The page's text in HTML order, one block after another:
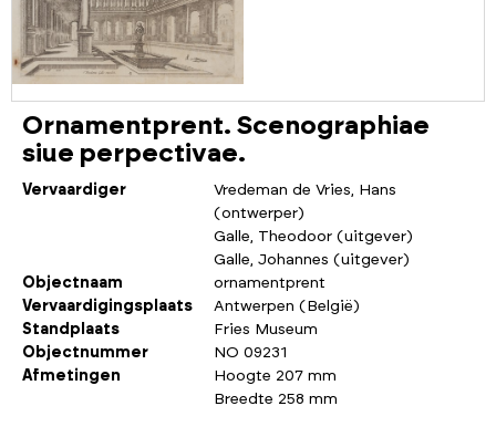
Ornamentprent. Scenographiae
siue perpectivae.
Vervaardiger
Vredeman de Vries, Hans
(ontwerper)
Galle, Theodoor (uitgever)
Galle, Johannes (uitgever)
Objectnaam
ornamentprent
Vervaardigingsplaats
Antwerpen (België)
Standplaats
Fries Museum
Objectnummer
NO 09231
Afmetingen
Hoogte 207 mm
Breedte 258 mm